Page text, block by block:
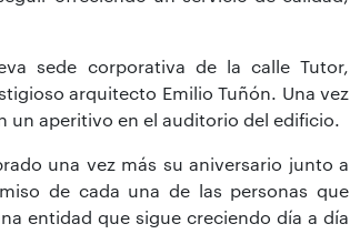
sede corporativa de la calle Tutor,
arquitecto Emilio Tuñón. Una vez
un aperitivo en el auditorio del edificio.
una vez más su aniversario junto a
de cada una de las personas que
entidad que sigue creciendo día a día